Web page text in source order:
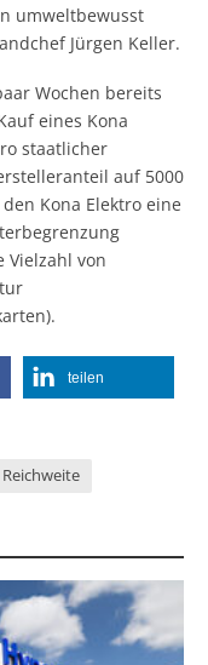
umweltbewusst
Jürgen Keller.
Wochen bereits
eines Kona
staatlicher
auf 5000
Kona Elektro eine
Vielzahl von
teilen
Reichweite